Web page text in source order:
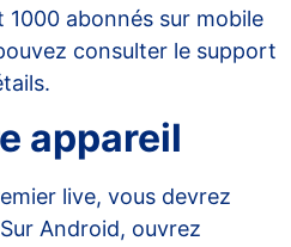
abonnés sur mobile
consulter le support
appareil
live, vous devrez
Android, ouvrez